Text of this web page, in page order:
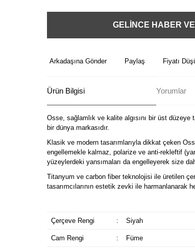
GELİNCE HABER
Arkadaşına Gönder Paylaş Fiyatı
Ürün Bilgisi Yorumlar
Osse, sağlamlık ve kalite algısını bir üst düzeye
bir dünya markasıdır.
Klasik ve modern tasarımlarıyla dikkat çeken
engellemekle kalmaz, polarize ve anti-rekleftif
yüzeylerdeki yansımaları da engelleyerek size
Titanyum ve carbon fiber teknolojisi ile üretilen
tasarımcılarının estetik zevki ile harmanlanarak
Çerçeve Rengi : Siyah
Cam Rengi : Füme